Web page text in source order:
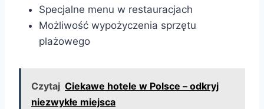
Specjalne menu w restauracjach
Możliwość wypożyczenia sprzętu
plażowego
Czytaj Ciekawe hotele w Polsce – odkryj
niezwykłe miejsca